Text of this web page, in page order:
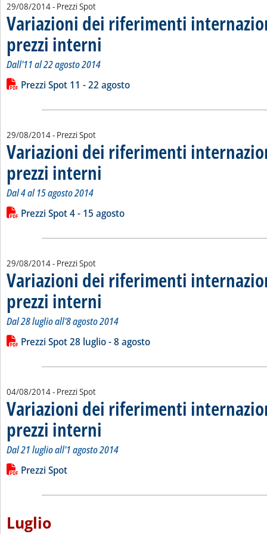
29/08/2014- Prezzi Spot
Variazioni dei riferimenti
prezzi interni
Dall'11 al 22 agosto 2014
Leggi tutta la notizia: 'Variazioni dei riferimenti
Lista allegati PDF alla notizia
Prezzi Spot 11 - 22 agosto
29/08/2014- Prezzi Spot
Variazioni dei riferimenti
prezzi interni
Dal 4 al 15 agosto 2014
Leggi tutta la notizia: 'Variazioni dei riferimenti
Lista allegati PDF alla notizia
Prezzi Spot 4 - 15 agosto
29/08/2014- Prezzi Spot
Variazioni dei riferimenti
prezzi interni
Dal 28 luglio all'8 agosto 2014
Leggi tutta la notizia: 'Variazioni dei riferimenti
Lista allegati PDF alla notizia
Prezzi Spot 28 luglio - 8 agosto
04/08/2014- Prezzi Spot
Variazioni dei riferimenti
prezzi interni
Dal 21 luglio all'1 agosto 2014
Leggi tutta la notizia: 'Variazioni dei riferimenti
Lista allegati PDF alla notizia
Prezzi Spot
Luglio